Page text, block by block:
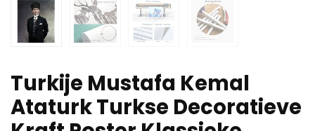
Turkije Mustafa Kemal
Ataturk Turkse Decoratieve